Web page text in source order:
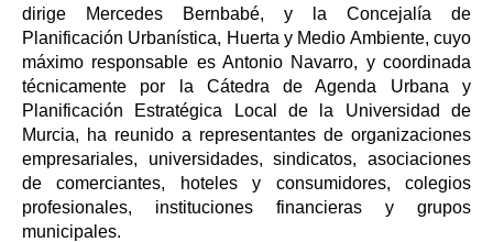
dirige Mercedes Bernbabé, y la Concejalía de
Planificación Urbanística, Huerta y Medio Ambiente, cuyo
máximo responsable es Antonio Navarro, y coordinada
técnicamente por la Cátedra de Agenda Urbana y
Planificación Estratégica Local de la Universidad de
Murcia, ha reunido a representantes de organizaciones
empresariales, universidades, sindicatos, asociaciones
de comerciantes, hoteles y consumidores, colegios
profesionales, instituciones financieras y grupos
municipales.